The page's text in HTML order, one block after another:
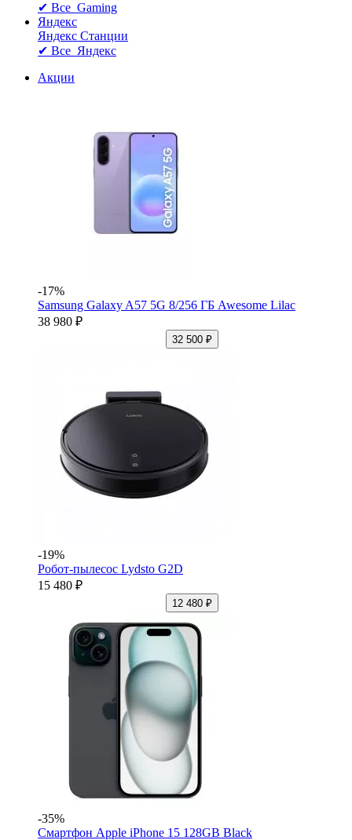
✔ Все Gaming
Яндекс
Яндекс Станции
✔ Все Яндекс
Акции
-17%
Samsung Galaxy A57 5G 8/256 ГБ Awesome Lilac
38 980 ₽
32 500 ₽
-19%
Робот-пылесос Lydsto G2D
15 480 ₽
12 480 ₽
-35%
Смартфон Apple iPhone 15 128GB Black